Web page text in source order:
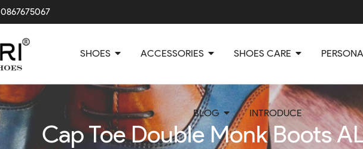
0867675067
SHOES ACCESSORIES SHOES CARE
BLOG INTRODUCE
Cap Toe Double Monk Boots